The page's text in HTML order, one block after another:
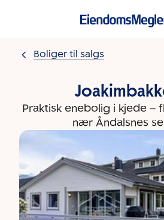
Boliger til salgs
Praktisk enebolig i kjede –
nær Åndalsnes